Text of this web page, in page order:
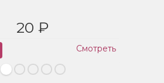
20 ₽
Смотреть